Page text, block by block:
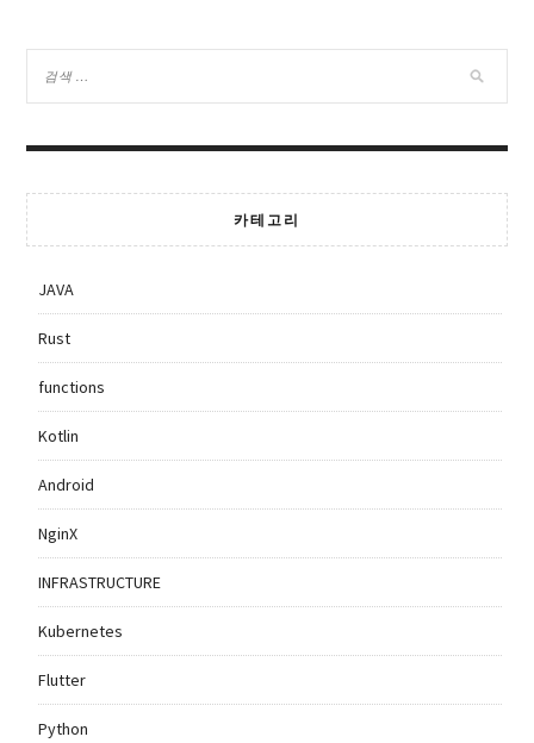
카테고리
JAVA
Rust
functions
Kotlin
Android
NginX
INFRASTRUCTURE
Kubernetes
Flutter
Python